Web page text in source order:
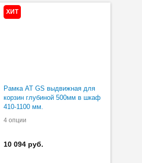
ХИТ
Рамка AT GS выдвижная для
корзин глубиной 500мм в шкаф
410-1100 мм.
4 опции
10 094 руб.